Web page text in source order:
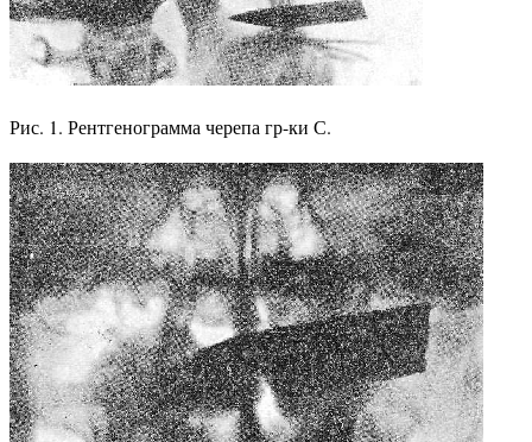
Рис. 1. Рентгенограмма черепа гр-ки С.